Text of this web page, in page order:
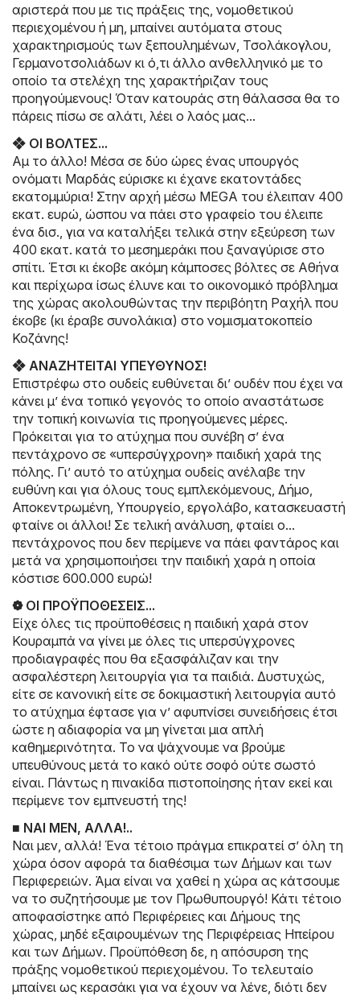
αριστερά που με τις πράξεις της, νομοθετικού
περιεχομένου ή μη, μπαίνει αυτόματα στους
χαρακτηρισμούς των ξεπουλημένων, Τσολάκογλου,
Γερμανοτσολιάδων κι ό,τι άλλο ανθελληνικό με το
οποίο τα στελέχη της χαρακτήριζαν τους
προηγούμενους! Όταν κατουράς στη θάλασσα θα το
πάρεις πίσω σε αλάτι, λέει ο λαός μας...
❖ ΟΙ ΒΟΛΤΕΣ...
Αμ το άλλο! Μέσα σε δύο ώρες ένας υπουργός
ονόματι Μαρδάς εύρισκε κι έχανε εκατοντάδες
εκατομμύρια! Στην αρχή μέσω MEGA του έλειπαν 400
εκατ. ευρώ, ώσπου να πάει στο γραφείο του έλειπε
ένα δισ., για να καταλήξει τελικά στην εξεύρεση των
400 εκατ. κατά το μεσημεράκι που ξαναγύρισε στο
σπίτι. Έτσι κι έκοβε ακόμη κάμποσες βόλτες σε Αθήνα
και περίχωρα ίσως έλυνε και το οικονομικό πρόβλημα
της χώρας ακολουθώντας την περιβόητη Ραχήλ που
έκοβε (κι έραβε συνολάκια) στο νομισματοκοπείο
Κοζάνης!
❖ ΑΝΑΖΗΤΕΙΤΑΙ ΥΠΕΥΘΥΝΟΣ!
Επιστρέφω στο ουδείς ευθύνεται δι’ ουδέν που έχει να
κάνει μ’ ένα τοπικό γεγονός το οποίο αναστάτωσε
την τοπική κοινωνία τις προηγούμενες μέρες.
Πρόκειται για το ατύχημα που συνέβη σ’ ένα
πεντάχρονο σε «υπερσύγχρονη» παιδική χαρά της
πόλης. Γι’ αυτό το ατύχημα ουδείς ανέλαβε την
ευθύνη και για όλους τους εμπλεκόμενους, Δήμο,
Αποκεντρωμένη, Υπουργείο, εργολάβο, κατασκευαστή
φταίνε οι άλλοι! Σε τελική ανάλυση, φταίει ο...
πεντάχρονος που δεν περίμενε να πάει φαντάρος και
μετά να χρησιμοποιήσει την παιδική χαρά η οποία
κόστισε 600.000 ευρώ!
❁ ΟΙ ΠΡΟΫΠΟΘΕΣΕΙΣ...
Είχε όλες τις προϋποθέσεις η παιδική χαρά στον
Κουραμπά να γίνει με όλες τις υπερσύγχρονες
προδιαγραφές που θα εξασφάλιζαν και την
ασφαλέστερη λειτουργία για τα παιδιά. Δυστυχώς,
είτε σε κανονική είτε σε δοκιμαστική λειτουργία αυτό
το ατύχημα έφτασε για ν’ αφυπνίσει συνειδήσεις έτσι
ώστε η αδιαφορία να μη γίνεται μια απλή
καθημερινότητα. Το να ψάχνουμε να βρούμε
υπευθύνους μετά το κακό ούτε σοφό ούτε σωστό
είναι. Πάντως η πινακίδα πιστοποίησης ήταν εκεί και
περίμενε τον εμπνευστή της!
■ ΝΑΙ ΜΕΝ, ΑΛΛΑ!..
Ναι μεν, αλλά! Ένα τέτοιο πράγμα επικρατεί σ’ όλη τη
χώρα όσον αφορά τα διαθέσιμα των Δήμων και των
Περιφερειών. Άμα είναι να χαθεί η χώρα ας κάτσουμε
να το συζητήσουμε με τον Πρωθυπουργό! Κάτι τέτοιο
αποφασίστηκε από Περιφέρειες και Δήμους της
χώρας, μηδέ εξαιρουμένων της Περιφέρειας Ηπείρου
και των Δήμων. Προϋπόθεση δε, η απόσυρση της
πράξης νομοθετικού περιεχομένου. Το τελευταίο
μπαίνει ως κερασάκι για να έχουν να λένε, διότι δεν